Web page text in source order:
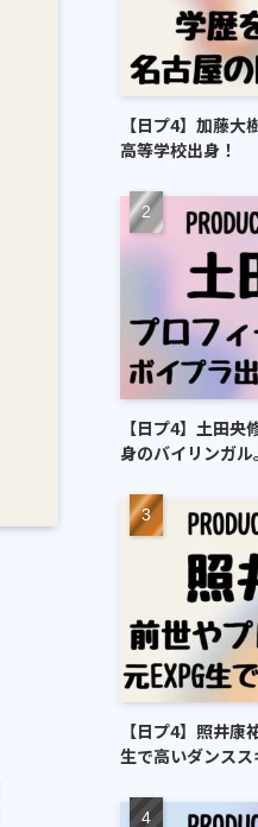
【日プ4】加藤
高等学校出身！
【日プ4】土田
身のバイリンガル。
【日プ4】照井康
生で高いダンスス